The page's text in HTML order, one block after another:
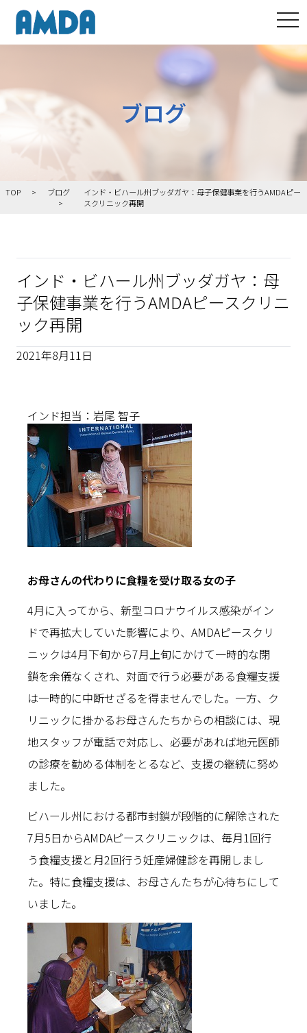
ブログ
TOP ブログ
インド・ビハール州ブッダガヤ：母子保健事業を行うAMDAピー
スクリニック再開
インド・ビハール州ブッダガヤ：母
子保健事業を行うAMDAピースクリニ
ック再開
2021年8月11日
インド担当：岩尾 智子
お母さんの代わりに食糧を受け取る女の子
4月に入ってから、新型コロナウイルス感染がイン
ドで再拡大していた影響により、AMDAピースクリ
ニックは4月下旬から7月上旬にかけて一時的な閉
鎖を余儀なくされ、対面で行う必要がある食糧支援
は一時的に中断せざるを得ませんでした。一方、ク
リニックに掛かるお母さんたちからの相談には、現
地スタッフが電話で対応し、必要があれば地元医師
の診療を勧める体制をとるなど、支援の継続に努め
ました。
ビハール州における都市封鎖が段階的に解除された
7月5日からAMDAピースクリニックは、毎月1回行
う食糧支援と月2回行う妊産婦健診を再開しまし
た。特に食糧支援は、お母さんたちが心待ちにして
いました。